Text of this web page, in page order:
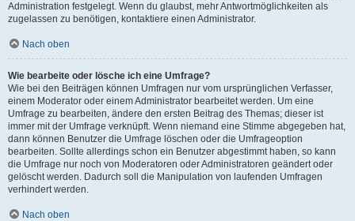
Administration festgelegt. Wenn du glaubst, mehr Antwortmöglichkeiten als
zugelassen zu benötigen, kontaktiere einen Administrator.
Nach oben
Wie bearbeite oder lösche ich eine Umfrage?
Wie bei den Beiträgen können Umfragen nur vom ursprünglichen Verfasser,
einem Moderator oder einem Administrator bearbeitet werden. Um eine
Umfrage zu bearbeiten, ändere den ersten Beitrag des Themas; dieser ist
immer mit der Umfrage verknüpft. Wenn niemand eine Stimme abgegeben hat,
dann können Benutzer die Umfrage löschen oder die Umfrageoption
bearbeiten. Sollte allerdings schon ein Benutzer abgestimmt haben, so kann
die Umfrage nur noch von Moderatoren oder Administratoren geändert oder
gelöscht werden. Dadurch soll die Manipulation von laufenden Umfragen
verhindert werden.
Nach oben